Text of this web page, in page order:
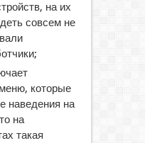
на их
совсем не
которые
наведения на
на
такая